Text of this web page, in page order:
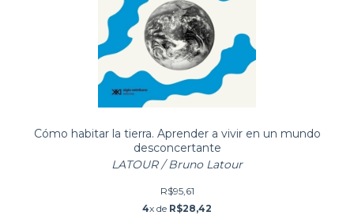
Cómo habitar la tierra. Aprender a vivir en un mundo
desconcertante
LATOUR / Bruno Latour
R$95,61
4x de R$28,42